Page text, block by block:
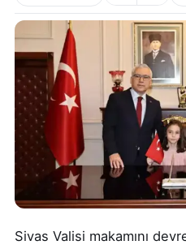
Sivas Valisi makamını